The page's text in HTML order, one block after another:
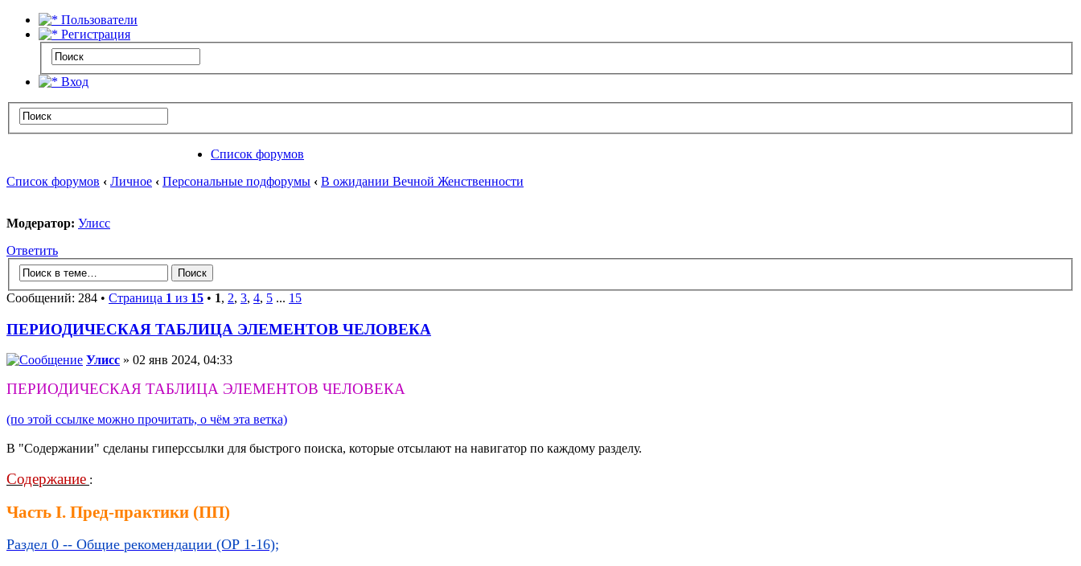
Пользователи
Регистрация
Вход
Список форумов
Список форумов ‹ Личное ‹ Персональные подфорумы ‹ В ожидании Вечной Женственности
Модератор: Улисс
Ответить
Сообщений: 284 • Страница 1 из 15 • 1, 2, 3, 4, 5 ... 15
ПЕРИОДИЧЕСКАЯ ТАБЛИЦА ЭЛЕМЕНТОВ ЧЕЛОВЕКА
Улисс » 02 янв 2024, 04:33
ПЕРИОДИЧЕСКАЯ ТАБЛИЦА ЭЛЕМЕНТОВ ЧЕЛОВЕКА
(по этой ссылке можно прочитать, о чём эта ветка)
В "Содержании" сделаны гиперссылки для быстрого поиска, которые отсылают на навигатор по каждому разделу.
Содержание :
Часть I. Пред-практики (ПП)
Раздел 0 -- Общие рекомендации (ОР 1-16);